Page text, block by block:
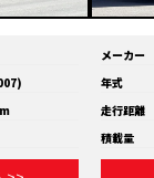
メーカー
年式
走行距離
積載量